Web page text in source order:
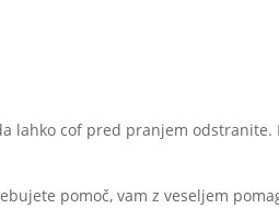
lahko cof pred pranjem odstranite.
pomoč, vam z veseljem